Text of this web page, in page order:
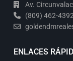
Av.
(809) 462-4392
ENLACES